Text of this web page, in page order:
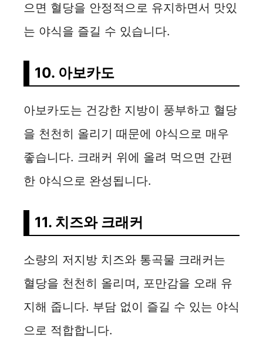
으면 혈당을 안정적으로 유지하면서 맛있
는 야식을 즐길 수 있습니다.
10. 아보카도
아보카도는 건강한 지방이 풍부하고 혈당
을 천천히 올리기 때문에 야식으로 매우
좋습니다. 크래커 위에 올려 먹으면 간편
한 야식으로 완성됩니다.
11. 치즈와 크래커
소량의 저지방 치즈와 통곡물 크래커는
혈당을 천천히 올리며, 포만감을 오래 유
지해 줍니다. 부담 없이 즐길 수 있는 야식
으로 적합합니다.